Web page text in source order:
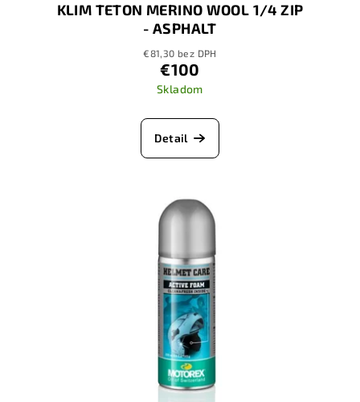
KLIM TETON MERINO WOOL 1/4 ZIP
- ASPHALT
€81,30 bez DPH
€100
Skladom
Detail